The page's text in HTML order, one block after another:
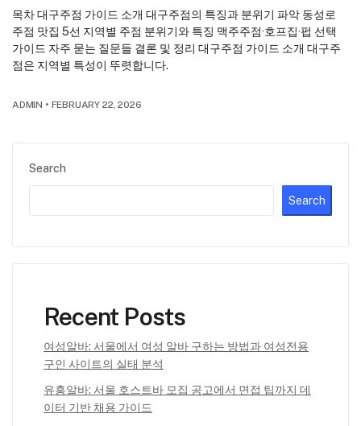
Search
Search
Recent Posts
여성알바: 서울에서 여성 알바 구하는 방법과 여성전용
구인 사이트의 실태 분석
유흥알바: 서울 호스트바 모집 공고에서 면접 팁까지 데
이터 기반 채용 가이드
목차 대구주점 가이드 소개 대구주점의 특징과 분위기 파악 동성로
주점 맛집 5선 지역별 주점 분위기와 특징 맥주주점·호프집·펍 선택
가이드 자주 묻는 질문들 결론 및 정리 대구주점 가이드 소개 대구주
점은 지역별 특성이 뚜렷합니다.
ADMIN • FEBRUARY 22, 2026